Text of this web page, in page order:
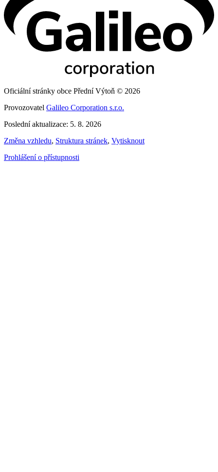
Oficiální stránky obce Přední Výtoň © 2026
Provozovatel Galileo Corporation s.r.o.
Poslední aktualizace: 5. 8. 2026
Změna vzhledu, Struktura stránek, Vytisknout
Prohlášení o přístupnosti